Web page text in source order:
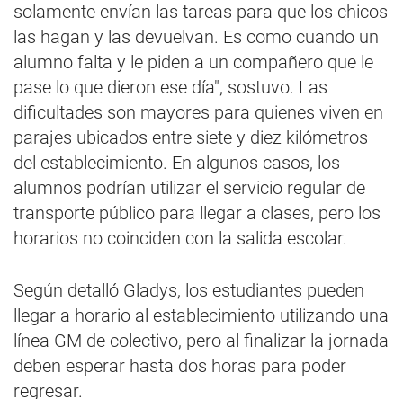
solamente envían las tareas para que los chicos
las hagan y las devuelvan. Es como cuando un
alumno falta y le piden a un compañero que le
pase lo que dieron ese día", sostuvo. Las
dificultades son mayores para quienes viven en
parajes ubicados entre siete y diez kilómetros
del establecimiento. En algunos casos, los
alumnos podrían utilizar el servicio regular de
transporte público para llegar a clases, pero los
horarios no coinciden con la salida escolar.
Según detalló Gladys, los estudiantes pueden
llegar a horario al establecimiento utilizando una
línea GM de colectivo, pero al finalizar la jornada
deben esperar hasta dos horas para poder
regresar.